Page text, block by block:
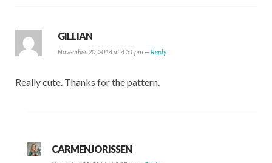
GILLIAN
November 20, 2014 at 4:31 pm —Reply
Really cute. Thanks for the pattern.
CARMENJORISSEN